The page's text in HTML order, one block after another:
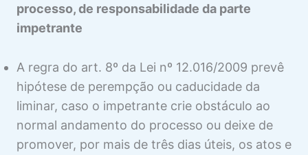
processo, de responsabilidade da parte
impetrante
A regra do art. 8º da Lei nº 12.016/2009 prevê
hipótese de perempção ou caducidade da
liminar, caso o impetrante crie obstáculo ao
normal andamento do processo ou deixe de
promover, por mais de três dias úteis, os atos e